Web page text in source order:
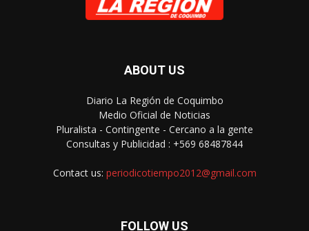
ABOUT US
Diario La Región de Coquimbo
Medio Oficial de Noticias
Pluralista - Contingente - Cercano a la gente
Consultas y Publicidad : +569 68487844
Contact us: periodicotiempo2012@gmail.com
FOLLOW US